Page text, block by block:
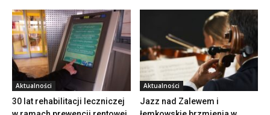
Aktualności
30 lat rehabilitacji leczniczej
Aktualności
Jazz nad Zalewem i